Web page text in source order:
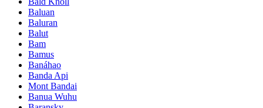
Baluan
Baluran
Balut
Bam
Bamus
Banáhao
Banda Api
Mont Bandai
Banua Wuhu